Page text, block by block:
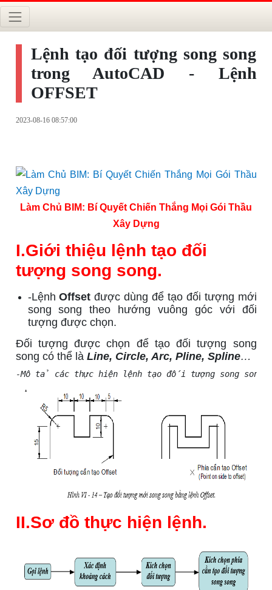
Lệnh tạo đối tượng song song
trong AutoCAD - Lệnh
OFFSET
2023-08-16 08:57:00
Làm Chủ BIM: Bí Quyết Chiến Thắng Mọi Gói Thầu
Xây Dựng
I.Giới thiệu lệnh tạo đối
tượng song song.
-LệnhOffset được dùng để tạo đối tượng mới
song song theo hướng vuông góc với đối
tượng được chọn.
Đối tượng được chọn để tạo đối tượng song
song có thể là Line, Circle, Arc, Pline, Spline…
-Mô tả các thực hiện lệnh tạo đối tượng song song:
II.Sơ đồ thực hiện lệnh.